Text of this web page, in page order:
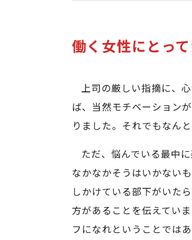
働く女性にとっ
上司の厳しい指摘に、
ば、当然モチベーション
りました。それでもなん
ただ、悩んでいる最中
なかなかそうはいかない
しかけている部下がいた
方があることを伝えてい
フになれということでは